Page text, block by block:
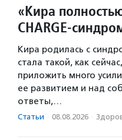
«Кира
CHARGE-
Кира родилась с
стала такой, как
приложить много
ее развитием и над
ответы,…
Статьи · 08.08.2026 ·